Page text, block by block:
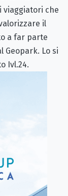
viaggiatori che
il
a far parte
Geopark. Lo si
Ivl.24.